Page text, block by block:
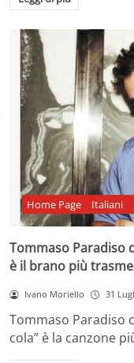
Home Page Italiani
Tommaso Paradiso
è il brano più
Ivano Moriello 31
Tommaso Paradiso
cola” è la canzone